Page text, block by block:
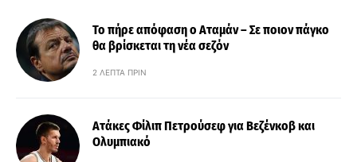
Το πήρε απόφαση ο Αταμάν – Σε ποιον πάγκο
θα βρίσκεται τη νέα σεζόν
2 ΛΕΠΤΆ ΠΡΙΝ
Ατάκες Φίλιπ Πετρούσεφ για Βεζένκοβ και
Ολυμπιακό